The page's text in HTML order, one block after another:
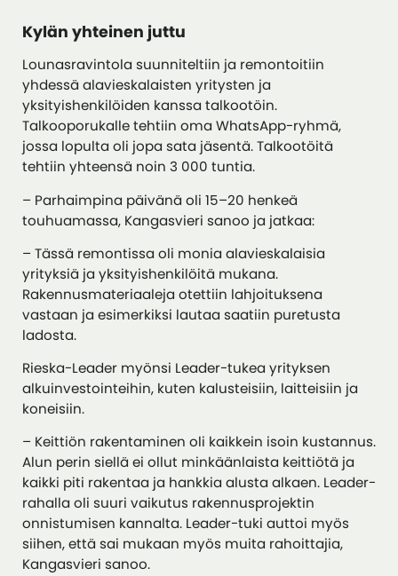
Kylän yhteinen juttu
Lounasravintola suunniteltiin ja remontoitiin
yhdessä alavieskalaisten yritysten ja
yksityishenkilöiden kanssa talkootöin.
Talkooporukalle tehtiin oma WhatsApp-ryhmä,
jossa lopulta oli jopa sata jäsentä. Talkootöitä
tehtiin yhteensä noin 3 000 tuntia.
– Parhaimpina päivänä oli 15–20 henkeä
touhuamassa, Kangasvieri sanoo ja jatkaa:
– Tässä remontissa oli monia alavieskalaisia
yrityksiä ja yksityishenkilöitä mukana.
Rakennusmateriaaleja otettiin lahjoituksena
vastaan ja esimerkiksi lautaa saatiin puretusta
ladosta.
Rieska-Leader myönsi Leader-tukea yrityksen
alkuinvestointeihin, kuten kalusteisiin, laitteisiin ja
koneisiin.
– Keittiön rakentaminen oli kaikkein isoin kustannus.
Alun perin siellä ei ollut minkäänlaista keittiötä ja
kaikki piti rakentaa ja hankkia alusta alkaen. Leader-
rahalla oli suuri vaikutus rakennusprojektin
onnistumisen kannalta. Leader-tuki auttoi myös
siihen, että sai mukaan myös muita rahoittajia,
Kangasvieri sanoo.